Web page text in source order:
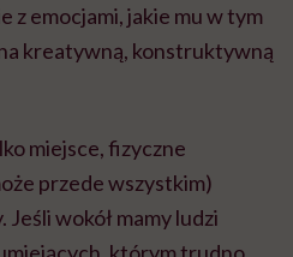
z emocjami, jakie mu w tym
kreatywną, konstruktywną
miejsce, fizyczne
przede wszystkim)
wokół mamy ludzi
którym trudno